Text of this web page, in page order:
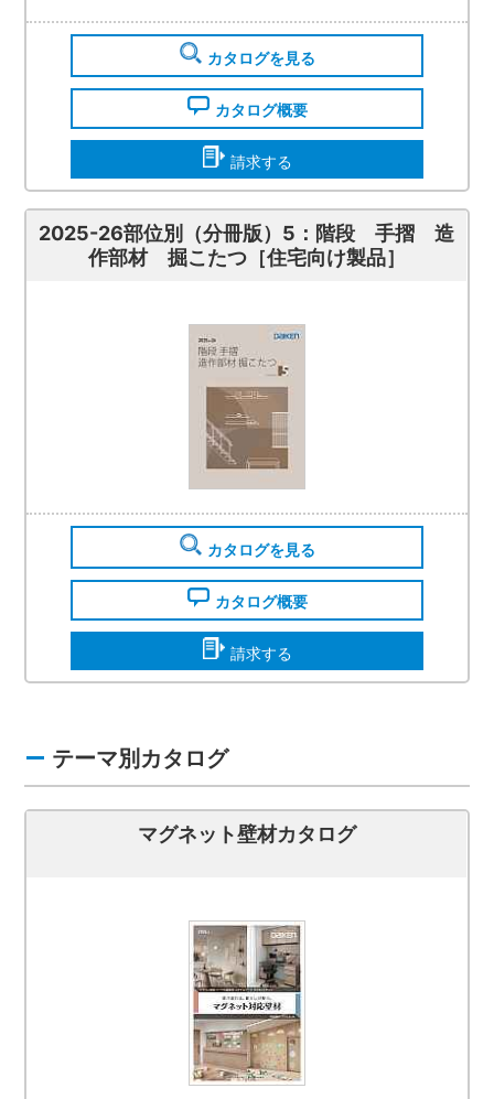
カタログを見る
カタログ概要
請求する
2025-26部位別（分冊版）5：階段 手摺 造
作部材 掘こたつ［住宅向け製品］
カタログを見る
カタログ概要
請求する
テーマ別カタログ
マグネット壁材カタログ